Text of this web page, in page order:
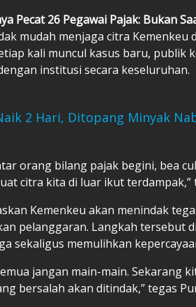
Pecat 26 Pegawai Pajak: Bukan
mudah menjaga citra Kemenkeu
kali muncul kasus baru, publik
institusi secara keseluruhan.
2 Hari, Ditopang Minyak
orang bilang pajak begini, bea
citra kita di luar ikut terdampak,”
Kemenkeu akan menindak
pelanggaran. Langkah tersebut
sekaligus memulihkan
jangan main-main. Sekarang
bersalah akan ditindak,” tegas